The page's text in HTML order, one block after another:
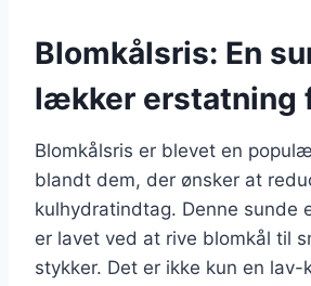
Blomkålsris: En
lækker erstatning
Blomkålsris er blevet en
blandt dem, der ønsker at
kulhydratindtag. Denne sunde
er lavet ved at rive blomkål til
stykker. Det er ikke kun en lav-